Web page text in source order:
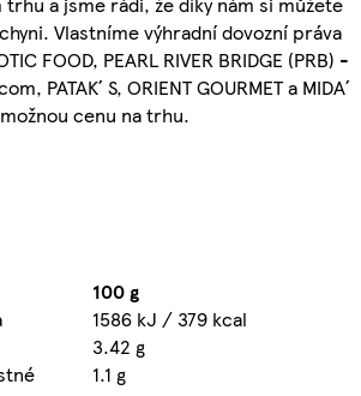
Vlastníme výhradní dovozní práva
FOOD, PEARL RIVER BRIDGE (PRB) -
PATAK´ S, ORIENT GOURMET a MIDA´
cenu na trhu.
100 g
1586 kJ / 379 kcal
3.42 g
1.1 g